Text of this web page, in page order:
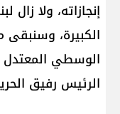
إنجازاته، ولا
الكبيرة،
الوسطي المعتدل
الرئيس رفيق